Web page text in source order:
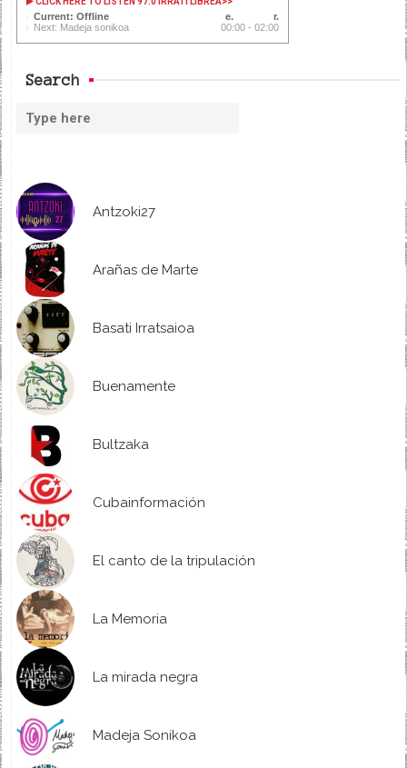
Current: Offline
Next: Madeja sonikoa
00:00 - 02:00
Search
Antzoki27
Arañas de Marte
Basati Irratsaioa
Buenamente
Bultzaka
Cubainformación
El canto de la tripulación
La Memoria
La mirada negra
Madeja Sonikoa